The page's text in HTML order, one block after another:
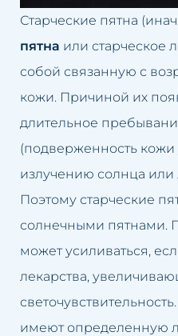
Долина слёз
Второй
Кривой нос
Люмбаго
Маленькие
Избыток волос
Избыток
Неудачный
макияж
Лечение
Лечение
Лечение
Лифтинг лица
Ликвидация
подбородка
Лечение
Чистка лица
Омоложение
Старческие пятна
пятна или старческое
собой связанную с
кожи. Причиной их
длительное
(подверженность кожи
излучению солнца
Поэтому старческие
солнечными пятнами.
может усиливаться,
лекарства,
имеют определенную